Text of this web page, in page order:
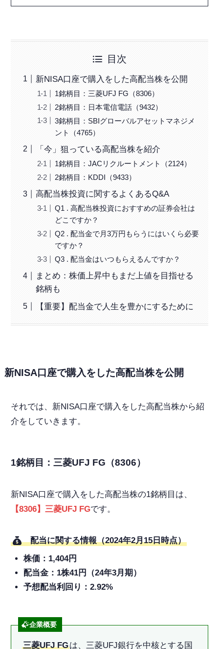
目次
新NISA口座で購入をした高配当株を公開
1銘柄目：三菱UFJ FG（8306）
2銘柄目：日本電信電話（9432）
3銘柄目：SBIグローバルアセットマネジメ
ント（4765）
「今」狙っている高配当株を紹介
1銘柄目：JACリクルートメント（2124）
2銘柄目：KDDI（9433）
高配当株投資に関するよくあるQ&A
Q1 . 高配当株投資におすすめの証券会社は
どこですか？
Q2 . 配当金で月3万円もらうにはいくら必要
ですか？
Q3 . 配当金はいつもらえるんですか？
まとめ：株価上昇中もまだ上値を目指せる
銘柄も
【重要】配当金で人生を豊かにするために
新NISA口座で購入をした高配当株を公開
それでは、新NISA口座で購入をした高配当株から紹
介をしていきます。
1銘柄目：三菱UFJ FG（8306）
新NISA口座で購入をした高配当株の1銘柄目は、
【8306】三菱UFJ FGです。
配当に関する情報（2024年2月15日時点）
株価：1,404円
配当金：1株41円（24年3月期）
予想配当利回り：2.92%
企業概要
三菱UFJ FGは、三菱UFJ銀行を中核とする国